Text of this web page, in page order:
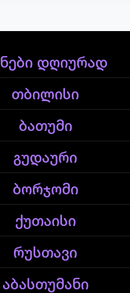
დღიურად
თბილისი
ბათუმი
გუდაური
ბორჯომი
ქუთაისი
რუსთავი
აბასთუმანი